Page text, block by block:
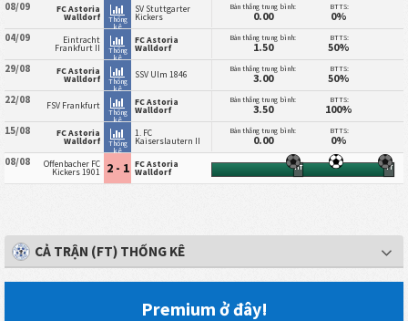
08/09 FC Astoria
Walldorf
Thống
kê
SV Stuttgarter
Kickers
Bàn thắng trung bình:
0.00
BTTS:
0%
04/09 Eintracht
Frankfurt II
Thống
kê
FC Astoria
Walldorf
Bàn thắng trung bình:
1.50
BTTS:
50%
29/08 FC Astoria
Walldorf
Thống
kê
SSV Ulm 1846 Bàn thắng trung bình:
3.00
BTTS:
50%
22/08 FSV Frankfurt
Thống
kê
FC Astoria
Walldorf
Bàn thắng trung bình:
3.50
BTTS:
100%
15/08 FC Astoria
Walldorf
Thống
kê
1. FC
Kaiserslautern II
Bàn thắng trung bình:
0.00
BTTS:
0%
08/08 Offenbacher FC
Kickers 1901 2 - 1 FC Astoria
Walldorf HT FT
CẢ TRẬN (FT) THỐNG KÊ
Premium ở đây!